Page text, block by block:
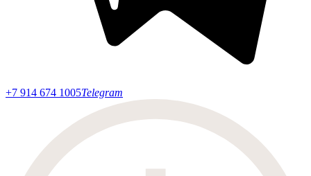
+7 914 674 1005Telegram